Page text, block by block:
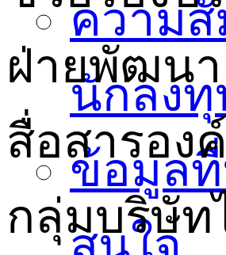
ความ
นักลง
ข้อมูล
ฝ่ายพัฒน
สื่อสารอง
กลุ่มบริษัท